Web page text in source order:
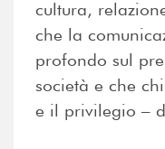
cultura,
che la
profondo sul
società e che
e il privilegio –